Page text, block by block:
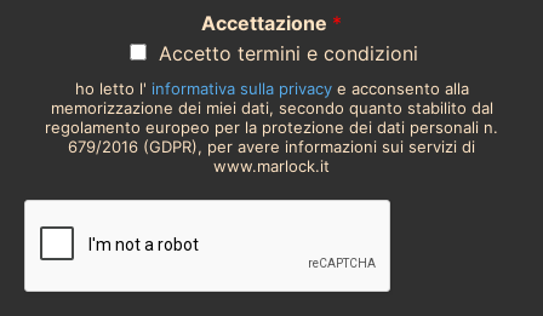
Accettazione *
Accetto termini e condizioni
ho letto l' informativa sulla privacye acconsento alla
memorizzazione dei miei dati, secondo quanto stabilito dal
regolamento europeo per la protezione dei dati personali n.
679/2016 (GDPR), per avere informazioni sui servizi di
www.marlock.it